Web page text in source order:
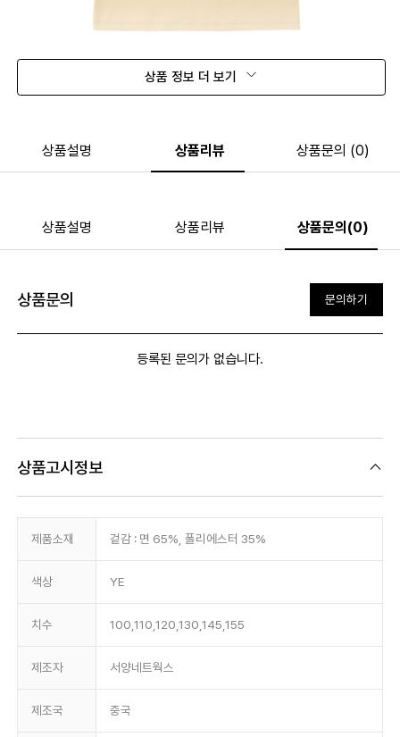
상품 정보 더 보기
상품설명 상품리뷰 상품문의 (0)
상품설명 상품리뷰 상품문의(0)
상품문의 문의하기
등록된 문의가 없습니다.
상품고시정보
제품소재 겉감 : 면 65%, 폴리에스터 35%
색상 YE
치수 100,110,120,130,145,155
제조자 서양네트웍스
제조국 중국